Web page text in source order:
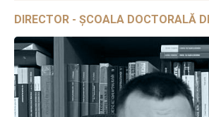
DIRECTOR - ȘCOALA DOCTORALĂ